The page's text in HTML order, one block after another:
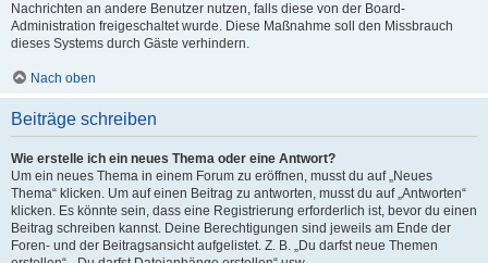
Nachrichten an andere Benutzer nutzen, falls diese von der Board-
Administration freigeschaltet wurde. Diese Maßnahme soll den Missbrauch
dieses Systems durch Gäste verhindern.
Nach oben
Beiträge schreiben
Wie erstelle ich ein neues Thema oder eine Antwort?
Um ein neues Thema in einem Forum zu eröffnen, musst du auf „Neues
Thema“ klicken. Um auf einen Beitrag zu antworten, musst du auf „Antworten“
klicken. Es könnte sein, dass eine Registrierung erforderlich ist, bevor du einen
Beitrag schreiben kannst. Deine Berechtigungen sind jeweils am Ende der
Foren- und der Beitragsansicht aufgelistet. Z. B. „Du darfst neue Themen